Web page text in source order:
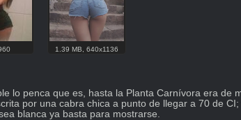
1.39 MB 640x1136
lo penca que es, hasta la Planta Carnívora era
por una cabra chica a punto de llegar a 70 de
blanca ya basta para mostrarse.